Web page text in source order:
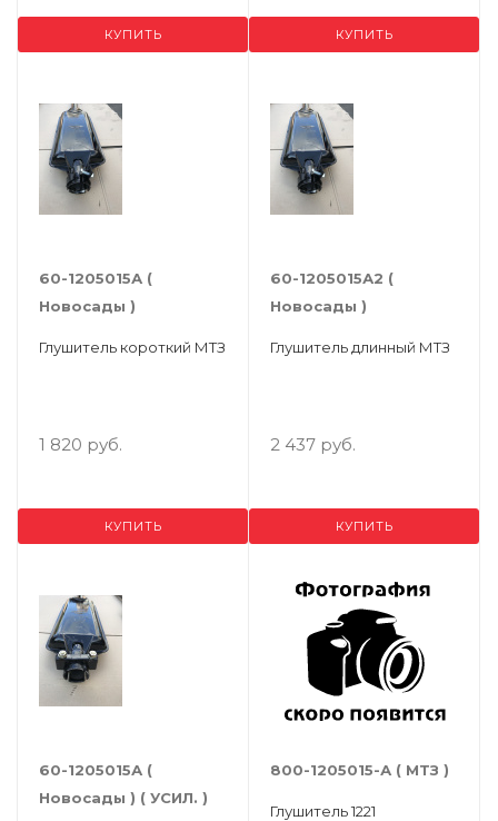
КУПИТЬ КУПИТЬ
60-1205015А (
Новосады )
Глушитель короткий МТЗ
1 820 руб.
КУПИТЬ
60-1205015А2 (
Новосады )
Глушитель длинный МТЗ
2 437 руб.
КУПИТЬ
60-1205015А (
Новосады ) ( УСИЛ. )
800-1205015-А ( МТЗ )
Глушитель 1221